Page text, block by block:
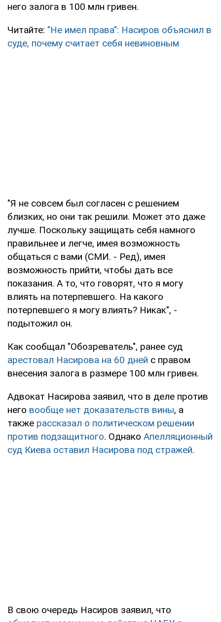
него залога в 100 млн гривен.
Читайте: "Не имел права": Насиров объяснил в
суде, почему считает себя невиновным
"Я не совсем был согласен с решением
близких, но они так решили. Может это даже
лучше. Поскольку защищать себя намного
правильнее и легче, имея возможность
общаться с вами (СМИ. - Ред), имея
возможность прийти, чтобы дать все
показания. А то, что говорят, что я могу
влиять на потерпевшего. На какого
потерпевшего я могу влиять? Никак", -
подытожил он.
Как сообщал "Обозреватель", ранее суд
арестовал Насирова на 60 дней с правом
внесения залога в размере 100 млн гривен.
Адвокат Насирова заявил, что в деле против
него вообще нет доказательств вины, а
также рассказал о политическом решении
против подзащитного. Однако Апелляционный
суд Киева оставил Насирова под стражей.
В свою очередь Насиров заявил, что